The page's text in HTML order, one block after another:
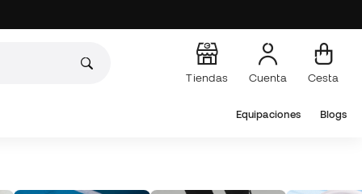
Tiendas Cuenta Cesta
Equipaciones Blogs